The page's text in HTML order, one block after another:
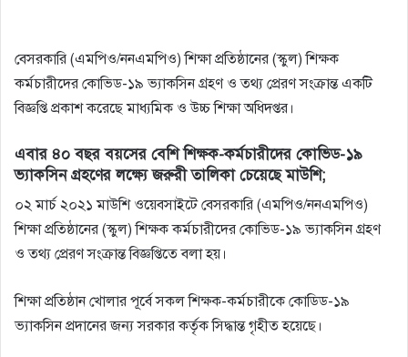
বেসরকারি (এমপিও/ননএমপিও) শিক্ষা প্রতিষ্ঠানের (স্কুল) শিক্ষক
কর্মচারীদের কোভিড-১৯ ভ্যাকসিন গ্রহণ ও তথ্য প্রেরণ সংক্রান্ত একটি
বিজ্ঞপ্তি প্রকাশ করেছে মাধ্যমিক ও উচ্চ শিক্ষা অধিদপ্তর।
এবার ৪০ বছর বয়সের বেশি শিক্ষক-কর্মচারীদের কোভিড-১৯
ভ্যাকসিন গ্রহণের লক্ষ্যে জরুরী তালিকা চেয়েছে মাউশি;
০২ মার্চ ২০২১ মাউশি ওয়েবসাইটে বেসরকারি (এমপিও/ননএমপিও)
শিক্ষা প্রতিষ্ঠানের (স্কুল) শিক্ষক কর্মচারীদের কোভিড-১৯ ভ্যাকসিন গ্রহণ
ও তথ্য প্রেরণ সংক্রান্ত বিজ্ঞপ্তিতে বলা হয়।
শিক্ষা প্রতিষ্ঠান খােলার পূর্বে সকল শিক্ষক-কর্মচারীকে কোডিড-১৯
ভ্যাকসিন প্রদানের জন্য সরকার কর্তৃক সিদ্ধান্ত গৃহীত হয়েছে।